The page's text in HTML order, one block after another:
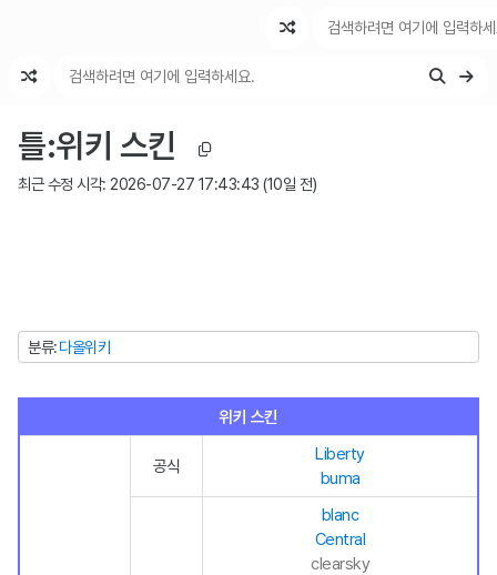
틀:위키 스킨
최근 수정 시각: 2026-07-27 17:43:43 (10일 전)
분류 다올위키
위키 스킨
공식
Liberty
buma
blanc
Central
clearsky